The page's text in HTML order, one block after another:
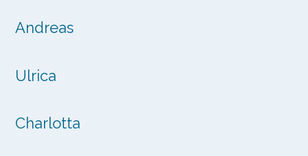
Andreas
Ulrica
Charlotta